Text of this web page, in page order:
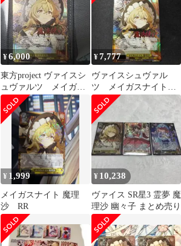
¥6,000
東方project ヴァイスシ
ュヴァルツ メイガス
ナイト 魔理沙 SR
¥7,777
ヴァイスシュヴァル
ツ メイガスナイト
魔理沙 sr
¥ 1,999
メイガスナイト 魔理
沙 RR
¥ 10,238
ヴァイス SR星3 霊夢 魔
理沙 幽々子 まとめ売り